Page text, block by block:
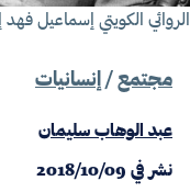
الكويتي إسماعيل
مجتمع/ إنسانيات
عبد الوهاب سليمان
نشر في2018/10/09